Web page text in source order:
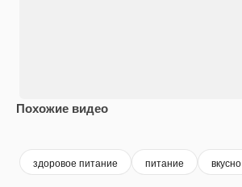
Похожие видео
здоровое питание питание вкусно